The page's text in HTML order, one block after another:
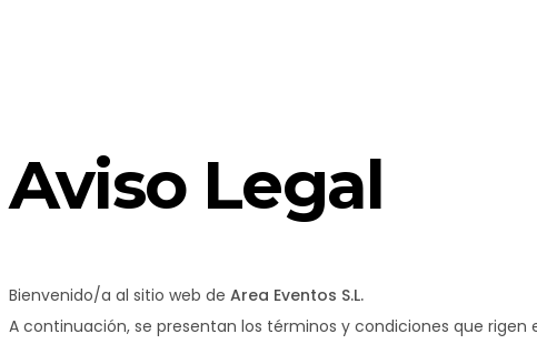
Aviso Legal
Bienvenido/a al sitio web de Area Eventos S.L.
A continuación, se presentan los términos y condiciones que